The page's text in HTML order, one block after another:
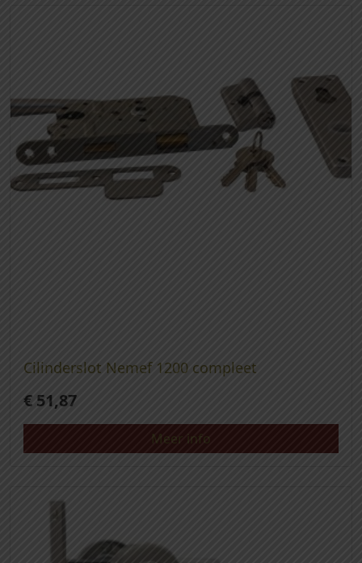
Cilinderslot Nemef 1200 compleet
€ 51,87
Meer info